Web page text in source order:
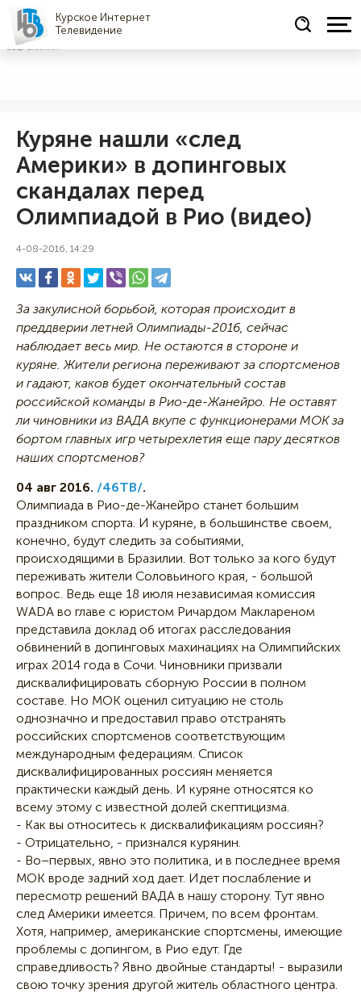
Курское Интернет
Телевидение
СОЦРЕКЛАМА
Куряне нашли «след
Америки» в допинговых
скандалах перед
Олимпиадой в Рио (видео)
4-08-2016, 14:29
За закулисной борьбой, которая происходит в
преддверии летней Олимпиады-2016, сейчас
наблюдает весь мир. Не остаются в стороне и
куряне. Жители региона переживают за спортсменов
и гадают, каков будет окончательный состав
российской команды в Рио-де-Жанейро. Не оставят
ли чиновники из ВАДА вкупе с функционерами МОК за
бортом главных игр четырехлетия еще пару десятков
наших спортсменов?
04 авг 2016. /46ТВ/.
Олимпиада в Рио-де-Жанейро станет большим
праздником спорта. И куряне, в большинстве своем,
конечно, будут следить за событиями,
происходящими в Бразилии. Вот только за кого будут
переживать жители Соловьиного края, - большой
вопрос. Ведь еще 18 июля независимая комиссия
WADA во главе с юристом Ричардом Маклареном
представила доклад об итогах расследования
обвинений в допинговых махинациях на Олимпийских
играх 2014 года в Сочи. Чиновники призвали
дисквалифицировать сборную России в полном
составе. Но МОК оценил ситуацию не столь
однозначно и предоставил право отстранять
российских спортсменов соответствующим
международным федерациям. Список
дисквалифицированных россиян меняется
практически каждый день. И куряне относятся ко
всему этому с известной долей скептицизма.
- Как вы относитесь к дисквалификациям россиян?
- Отрицательно, - признался курянин.
- Во–первых, явно это политика, и в последнее время
МОК вроде задний ход дает. Идет послабление и
пересмотр решений ВАДА в нашу сторону. Тут явно
след Америки имеется. Причем, по всем фронтам.
Хотя, например, американские спортсмены, имеющие
проблемы с допингом, в Рио едут. Где
справедливость? Явно двойные стандарты! - выразили
свою точку зрения другой житель областного центра.